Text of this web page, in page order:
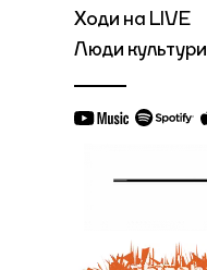
Ходи на LIVE
Люди культури